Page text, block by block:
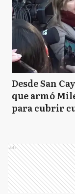
Desde San
que armó
para cubrir
Ads